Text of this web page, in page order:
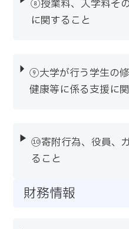
⑧授業料、入学料そ
に関すること
⑨大学が行う学生の
健康等に係る支援に
⑩寄附行為、役員、
ること
財務情報